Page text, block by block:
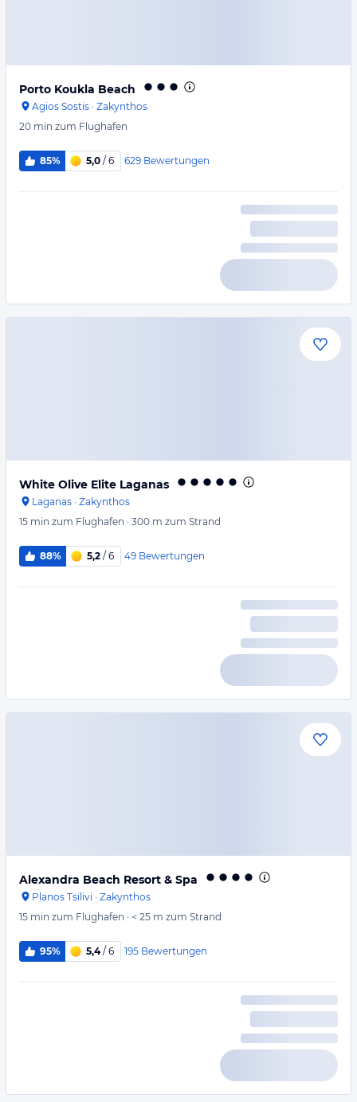
Porto Koukla Beach
Agios Sostis · Zakynthos
20 min zum Flughafen
85% 5,0 / 6 629 Bewertungen
White Olive Elite Laganas
Laganas · Zakynthos
15 min zum Flughafen · 300 m zum Strand
88% 5,2 / 6 49 Bewertungen
Alexandra Beach Resort & Spa
Planos Tsilivi · Zakynthos
15 min zum Flughafen · < 25 m zum Strand
95% 5,4/ 6 195 Bewertungen